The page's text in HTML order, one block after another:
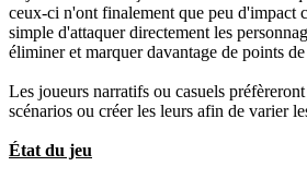
ceux-ci n'ont finalement que peu d'impact
simple d'attaquer directement les
éliminer et marquer davantage de points
Les joueurs narratifs ou casuels
scénarios ou créer les leurs afin de varier
État du jeu